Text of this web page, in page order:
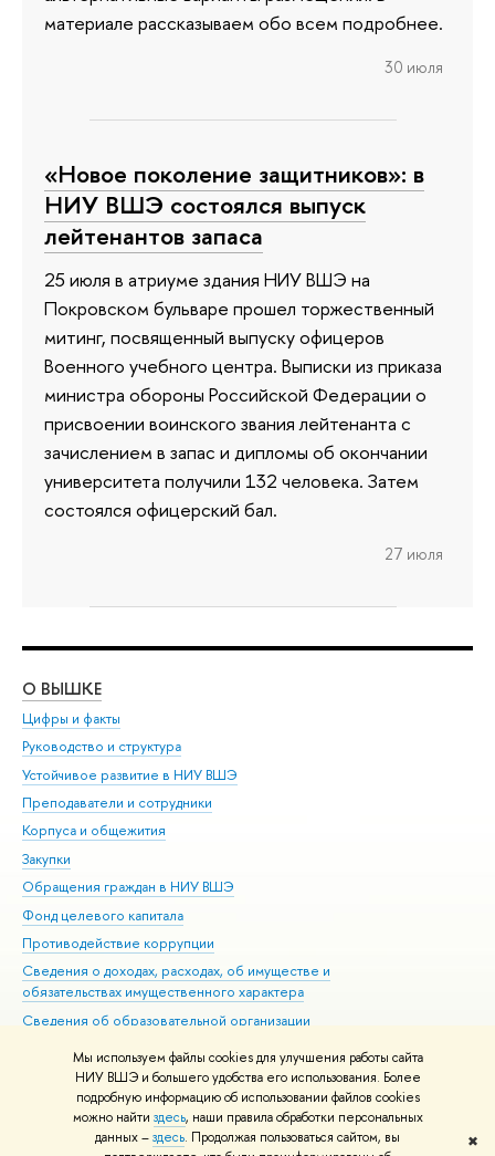
Мы используем файлы cookies для улучшения работы сайта
НИУ ВШЭ и большего удобства его использования. Более
подробную информацию об использовании файлов cookies
можно найти здесь, наши правила обработки персональных
данных –здесь. Продолжая пользоваться сайтом, вы
✖
материале рассказываем обо всем подробнее.
30 июля
«Новое поколение защитников»: в
НИУ ВШЭ состоялся выпуск
лейтенантов запаса
25 июля в атриуме здания НИУ ВШЭ на
Покровском бульваре прошел торжественный
митинг, посвященный выпуску офицеров
Военного учебного центра. Выписки из приказа
министра обороны Российской Федерации о
присвоении воинского звания лейтенанта с
зачислением в запас и дипломы об окончании
университета получили 132 человека. Затем
состоялся офицерский бал.
27 июля
О ВЫШКЕ
Цифры и факты
Руководство и структура
Устойчивое развитие в НИУ ВШЭ
Преподаватели и сотрудники
Корпуса и общежития
Закупки
Обращения граждан в НИУ ВШЭ
Фонд целевого капитала
Противодействие коррупции
Сведения о доходах, расходах, об имуществе и
обязательствах имущественного характера
Сведения об образовательной организации
Людям с ограниченными возможностями здоровья
Единая платежная страница
Работа в Вышке